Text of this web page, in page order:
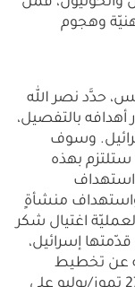
هنيّة وهجوم
في 25 آب/أغسطس، حدَّد نصر الله
أهدافه بالتفصيل،
وسوف
ستلتزم بهذه
استهداف
واستهداف منشأةٍ
اغتيال شكر
إسرائيل،
عن تخطيط